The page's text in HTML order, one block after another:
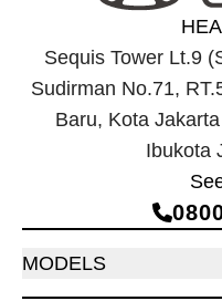
Sequis Tower Lt.9
Sudirman No.71,
Baru, Kota
Ibukota
MODELS